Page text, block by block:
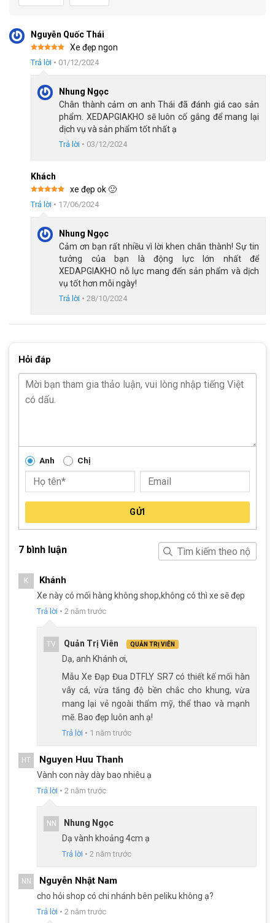
màu sơn xe bền bỉ trong quá trình sử dụng.
Khung sườn hợp kim nhôm, nhẹ nhàng bền bỉ
Bộ truyền động 14 tốc độ chính hãng
Xe Đạp ĐuaDTFLY SR7 trang bị bộ truyền động 2x7S tương
đương 14 tốc độ, giúp xe hoạt động mượt mà, nhẹ nhàng mà
người dùng không phải tốn nhiều sức. Líp vặn ATA 7 tầng 14-
28T làm tăng độ chính xác và độ bền trong quá trình sử dụng
sản phẩm.
Bộ truyền động 14 tốc độ
Xe Đạp ĐuaDTFLY SR7 được trang bị ghi đông chất liệu hợp
tay đề lắc Sensah R7, giúp xe chuyển động êm ái.
Ghi đông nhôm và tay đề lắc Sensah R7
Phanh đĩa cơ an toàn
Đạp ĐuaDTFLY SR7, loại phanh đảm bảo khả năng phanh
nhanh nhạy, ổn định dưới điều kiện thời tiết khác nhau. Phanh
đĩa cơ XUQIYE giúp người dùng dễ dàng kiểm soát, giảm tốc độ
của xe một cách nhanh chóng, an toàn.
Nguyễn Quốc Thái
Được xếp
hạng5 5
Xe đẹp ngon
Trả lời • 01/12/2024
Nhung Ngọc
Chân thành cảm ơn anh Thái đã đánh giá cao sản
phẩm. XEDAPGIAKHO sẽ luôn cố gắng để mang lại
dịch vụ và sản phẩm tốt nhất ạ
Trả lời • 03/12/2024
Khách
Được xếp
hạng5 5
xe đẹp ok 🙂
Trả lời • 17/06/2024
Nhung Ngọc
Cảm ơn bạn rất nhiều vì lời khen chân thành! Sự tin
tưởng của bạn là động lực lớn nhất để
XEDAPGIAKHO nỗ lực mang đến sản phẩm và dịch
vụ tốt hơn mỗi ngày!
Trả lời • 28/10/2024
Hỏi đáp
Anh Chị
GỬI
7 bình luận
K Khánh
Xe này có mối hàng không shop,không có thì xe sẽ đẹp
Trả lời • 2 năm trước
TV Quản Trị Viên QUẢN TRỊ VIÊN
Dạ, anh Khánh ơi,
Mẫu Xe Đạp Đua DTFLY SR7 có thiết kế mối hàn
vây cá, vừa tăng độ bền chắc cho khung, vừa
mang lại vẻ ngoài thẩm mỹ, thể thao và mạnh
mẽ. Bao đẹp luôn anh ạ!
Trả lời • 1 năm trước
HT Nguyen Huu Thanh
Vành con này dày bao nhiêu ạ
Trả lời • 2 năm trước
NN
Nhung Ngọc
Dạ vành khoảng 4cm ạ
Trả lời • 2 năm trước
NN Nguyễn Nhật Nam
cho hỏi shop có chi nhánh bên peliku không ạ?
Trả lời • 2 năm trước